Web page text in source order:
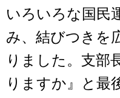
いろいろな国民
み、結びつきを
りました。支部
りますか』と最